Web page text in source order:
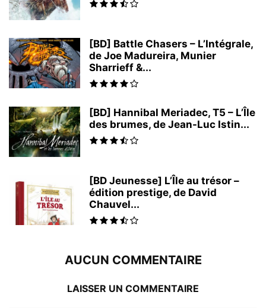
[BD] Battle Chasers – L’Intégrale,
de Joe Madureira, Munier
Sharrieff &...
[BD] Hannibal Meriadec, T5 – L’Île
des brumes, de Jean-Luc Istin...
[BD Jeunesse] L’Île au trésor –
édition prestige, de David
Chauvel...
AUCUN COMMENTAIRE
LAISSER UN COMMENTAIRE